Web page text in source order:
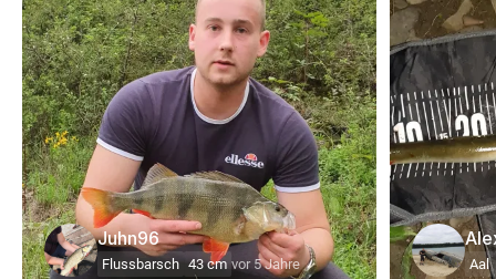
Juhn96
Flussbarsch 43 cm vor 5 Jahre Aal